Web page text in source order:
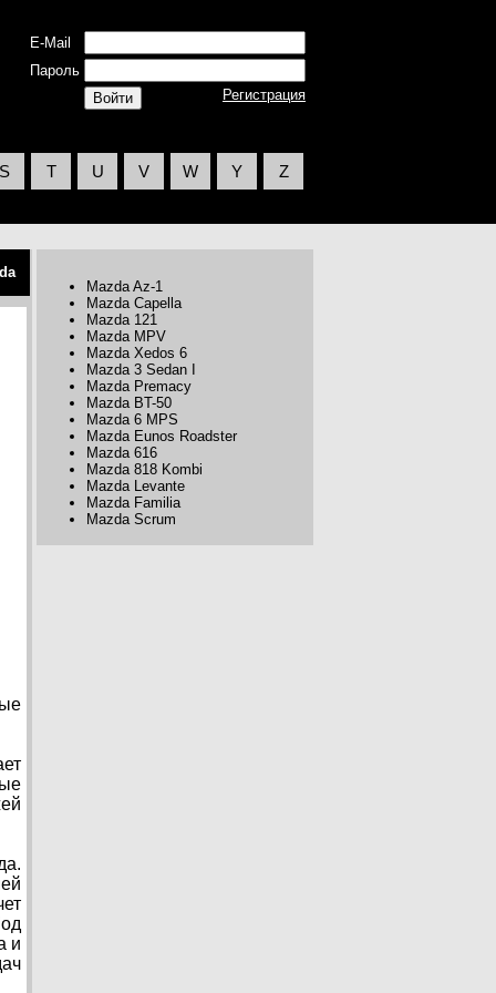
E-Mail
Пароль
Регистрация
S T U V W Y Z
и
Mazda Az-1
Mazda Capella
Mazda 121
Mazda MPV
Mazda Xedos 6
Mazda 3 Sedan I
Mazda Premacy
Mazda BT-50
Mazda 6 MPS
Mazda Eunos Roadster
Mazda 616
Mazda 818 Kombi
Mazda Levante
Mazda Familia
Mazda Scrum